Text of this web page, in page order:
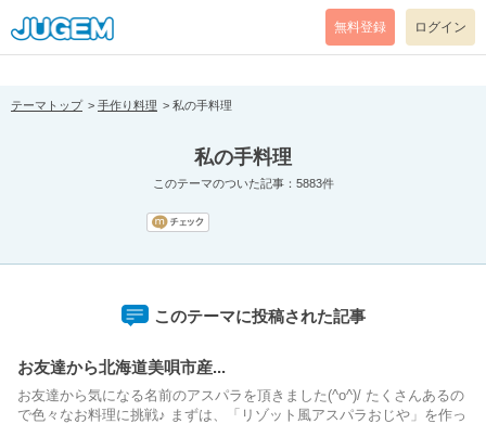
[pear_error: message="Success" code=0 mode=return level=notice
prefix="" info=""]
無料登録 ログイン
テーマトップ 手作り料理 私の手料理
私の手料理
このテーマのついた記事：5883件
このテーマに投稿された記事
お友達から北海道美唄市産...
お友達から気になる名前のアスパラを頂きました(^o^)/ たくさんあるの
で色々なお料理に挑戦♪ まずは、「リゾット風アスパラおじや」を作っ